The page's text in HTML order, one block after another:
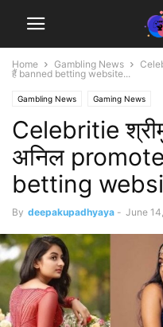
Home Gambling News
हैं banned betting website...
Gambling News Gaming News
Celebritie
अनिल
betting
By deepakupadhyaya - June